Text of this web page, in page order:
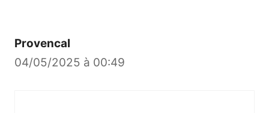
Provencal
04/05/2025 à 00:49